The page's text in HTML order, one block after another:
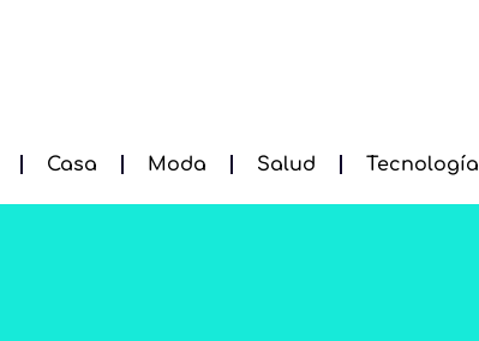
Casa Moda Salud Tecnología